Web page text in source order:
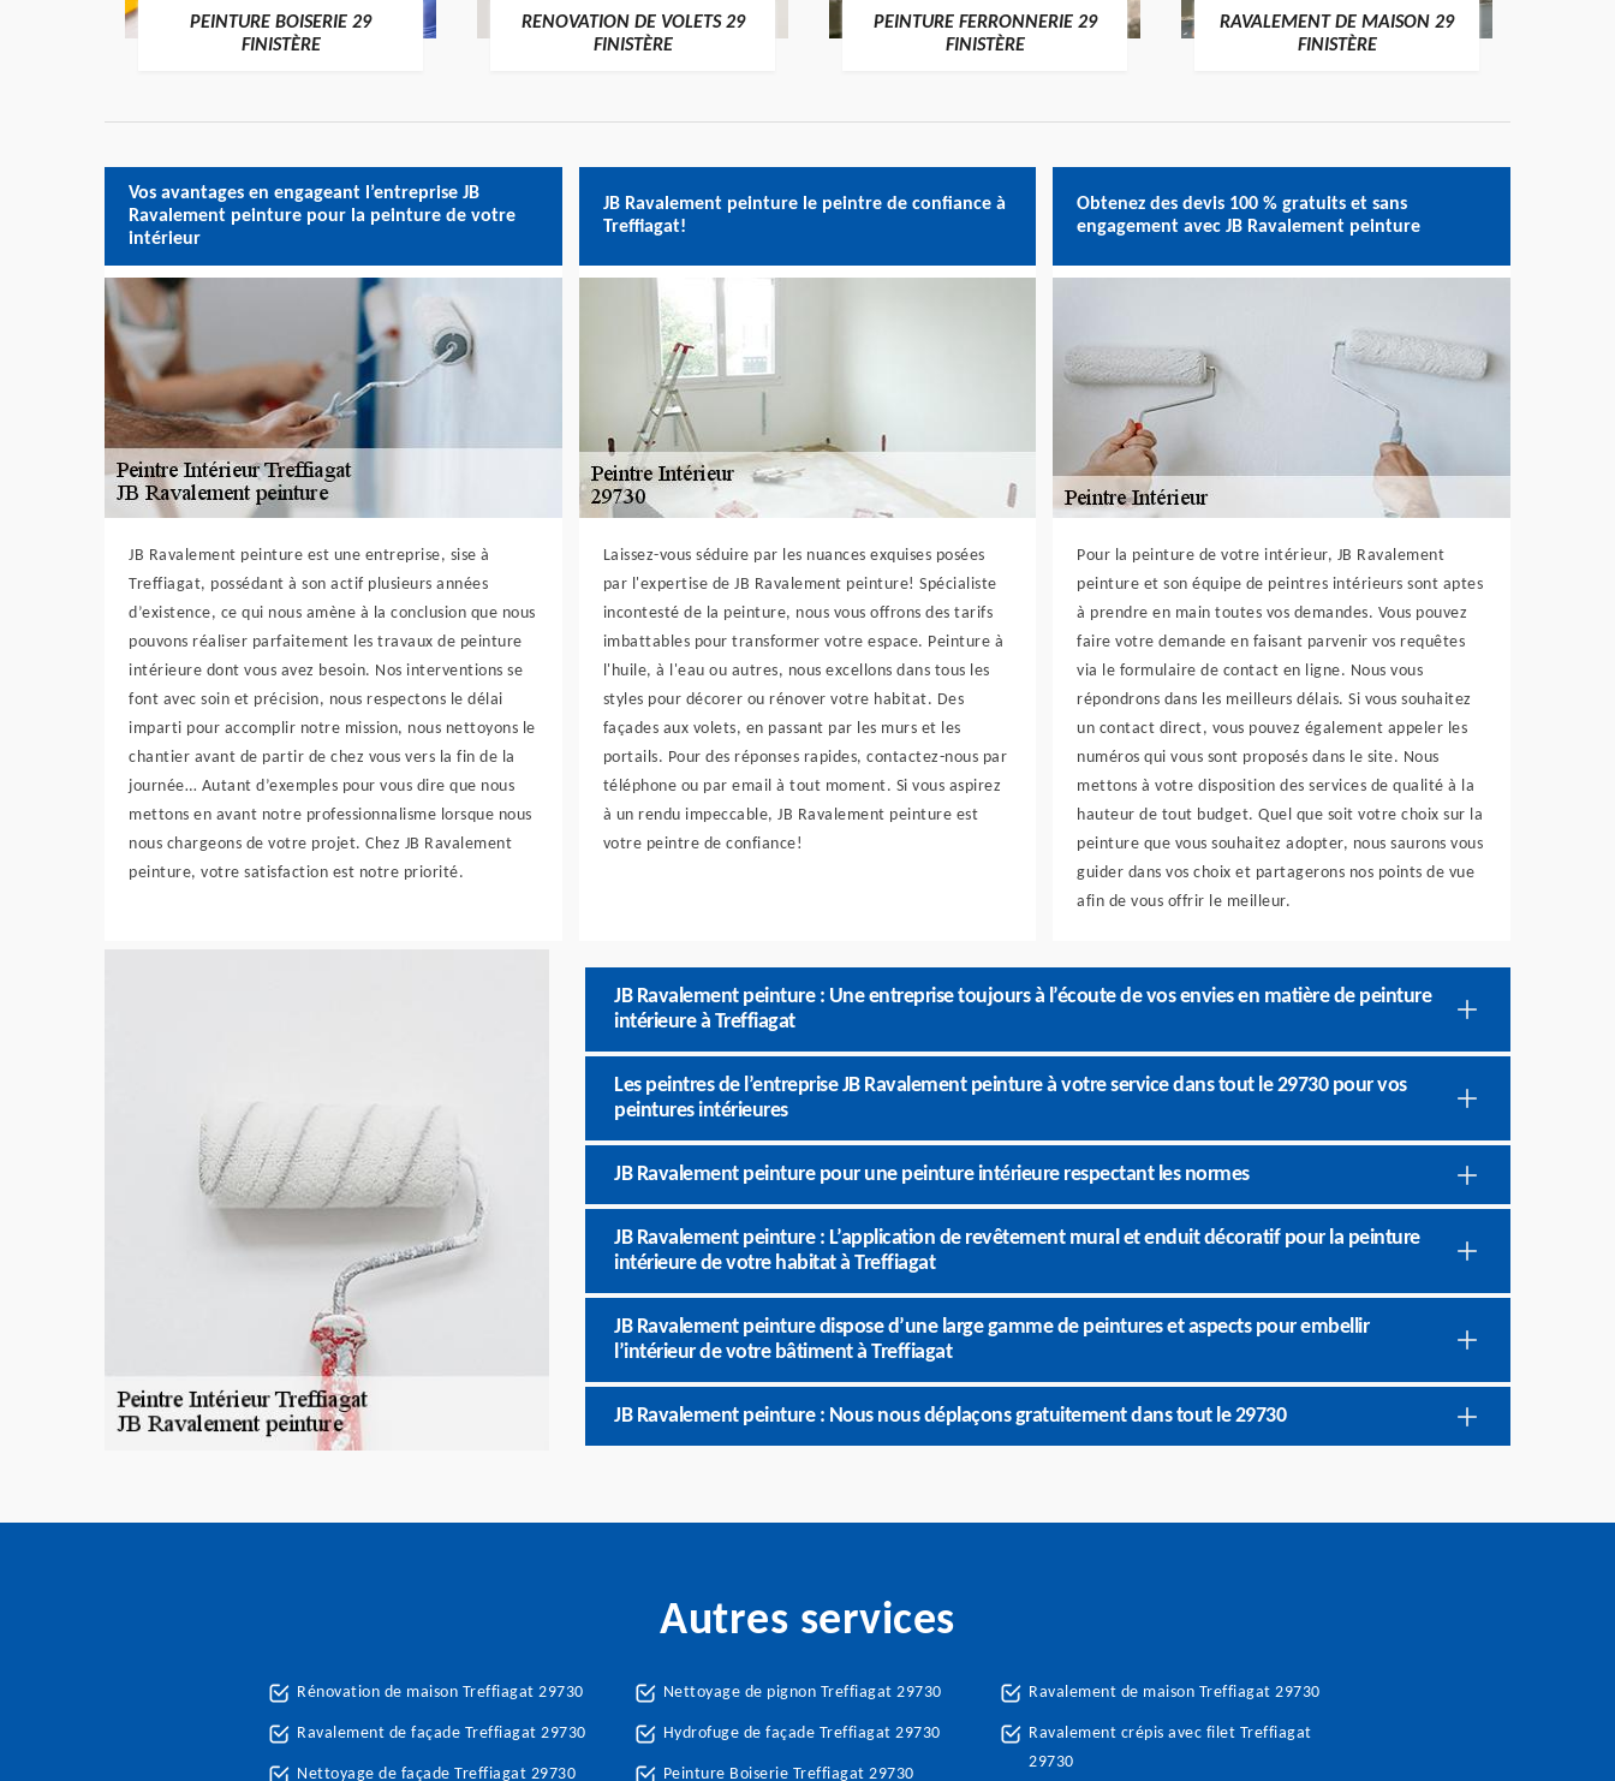
PEINTURE BOISERIE 29
FINISTÈRE
RENOVATION DE VOLETS 29
FINISTÈRE
PEINTURE FERRONNERIE 29
FINISTÈRE
RAVALEMENT DE MAISON 29
FINISTÈRE
Vos avantages en engageant l’entreprise JB
Ravalement peinture pour la peinture de votre
intérieur
JB Ravalement peinture est une entreprise, sise à
Treffiagat, possédant à son actif plusieurs années
d’existence, ce qui nous amène à la conclusion que nous
pouvons réaliser parfaitement les travaux de peinture
intérieure dont vous avez besoin. Nos interventions se
font avec soin et précision, nous respectons le délai
imparti pour accomplir notre mission, nous nettoyons le
chantier avant de partir de chez vous vers la fin de la
journée… Autant d’exemples pour vous dire que nous
mettons en avant notre professionnalisme lorsque nous
nous chargeons de votre projet. Chez JB Ravalement
peinture, votre satisfaction est notre priorité.
JB Ravalement peinture le peintre de confiance à
Treffiagat!
Laissez-vous séduire par les nuances exquises posées
par l'expertise de JB Ravalement peinture! Spécialiste
incontesté de la peinture, nous vous offrons des tarifs
imbattables pour transformer votre espace. Peinture à
l'huile, à l'eau ou autres, nous excellons dans tous les
styles pour décorer ou rénover votre habitat. Des
façades aux volets, en passant par les murs et les
portails. Pour des réponses rapides, contactez-nous par
téléphone ou par email à tout moment. Si vous aspirez
à un rendu impeccable, JB Ravalement peinture est
votre peintre de confiance!
Obtenez des devis 100 % gratuits et sans
engagement avec JB Ravalement peinture
Pour la peinture de votre intérieur, JB Ravalement
peinture et son équipe de peintres intérieurs sont aptes
à prendre en main toutes vos demandes. Vous pouvez
faire votre demande en faisant parvenir vos requêtes
via le formulaire de contact en ligne. Nous vous
répondrons dans les meilleurs délais. Si vous souhaitez
un contact direct, vous pouvez également appeler les
numéros qui vous sont proposés dans le site. Nous
mettons à votre disposition des services de qualité à la
hauteur de tout budget. Quel que soit votre choix sur la
peinture que vous souhaitez adopter, nous saurons vous
guider dans vos choix et partagerons nos points de vue
afin de vous offrir le meilleur.
JB Ravalement peinture : Une entreprise toujours à l’écoute de vos envies en matière de peinture
intérieure à Treffiagat
Les peintres de l’entreprise JB Ravalement peinture à votre service dans tout le 29730 pour vos
peintures intérieures
JB Ravalement peinture pour une peinture intérieure respectant les normes
JB Ravalement peinture : L’application de revêtement mural et enduit décoratif pour la peinture
intérieure de votre habitat à Treffiagat
JB Ravalement peinture dispose d’une large gamme de peintures et aspects pour embellir
l’intérieur de votre bâtiment à Treffiagat
JB Ravalement peinture : Nous nous déplaçons gratuitement dans tout le 29730
Autres services
Rénovation de maison Treffiagat 29730
Ravalement de façade Treffiagat 29730
Nettoyage de façade Treffiagat 29730
Nettoyage de pignon Treffiagat 29730
Hydrofuge de façade Treffiagat 29730
Peinture Boiserie Treffiagat 29730
Ravalement de maison Treffiagat 29730
Ravalement crépis avec filet Treffiagat
29730